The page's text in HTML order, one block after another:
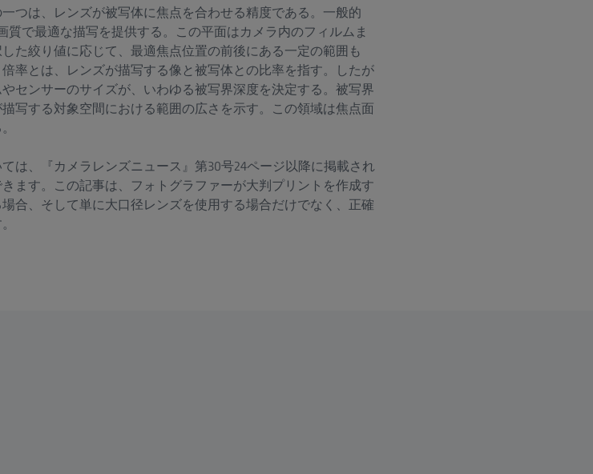
つは、レンズが被写体に焦点を合わせる精度である。一般的
で最適な描写を提供する。この平面はカメラ内のフィルムま
た絞り値に応じて、最適焦点位置の前後にある一定の範囲も
率とは、レンズが描写する像と被写体との比率を指す。したが
センサーのサイズが、いわゆる被写界深度を決定する。被写界
写する対象空間における範囲の広さを示す。この領域は焦点面
は、『カメラレンズニュース』第30号24ページ以降に掲載され
ます。この記事は、フォトグラファーが大判プリントを作成す
合、そして単に大口径レンズを使用する場合だけでなく、正確